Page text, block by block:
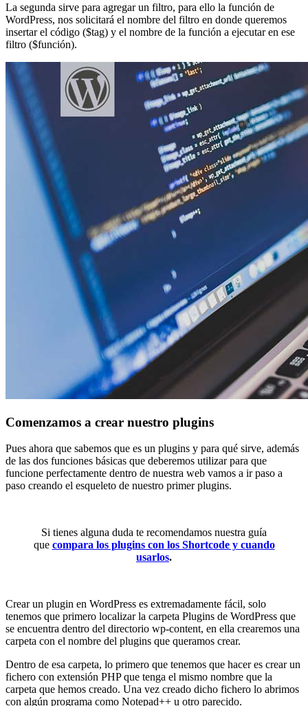
La segunda sirve para agregar un filtro, para ello la función de
WordPress, nos solicitará el nombre del filtro en donde queremos
insertar el código ($tag) y el nombre de la función a ejecutar en ese
filtro ($función).
Comenzamos a crear nuestro plugins
Pues ahora que sabemos que es un plugins y para qué sirve, además
de las dos funciones básicas que deberemos utilizar para que
funcione perfectamente dentro de nuestra web vamos a ir paso a
paso creando el esqueleto de nuestro primer plugins.
Si tienes alguna duda te recomendamos nuestra guía
que compara los plugins con los Shortcode y cuando
usarlos.
Crear un plugin en WordPress es extremadamente fácil, solo
tenemos que primero localizar la carpeta Plugins de WordPress que
se encuentra dentro del directorio wp-content, en ella crearemos una
carpeta con el nombre del plugins que queramos crear.
Dentro de esa carpeta, lo primero que tenemos que hacer es crear un
fichero con extensión PHP que tenga el mismo nombre que la
carpeta que hemos creado. Una vez creado dicho fichero lo abrimos
con algún programa como Notepad++ u otro parecido.